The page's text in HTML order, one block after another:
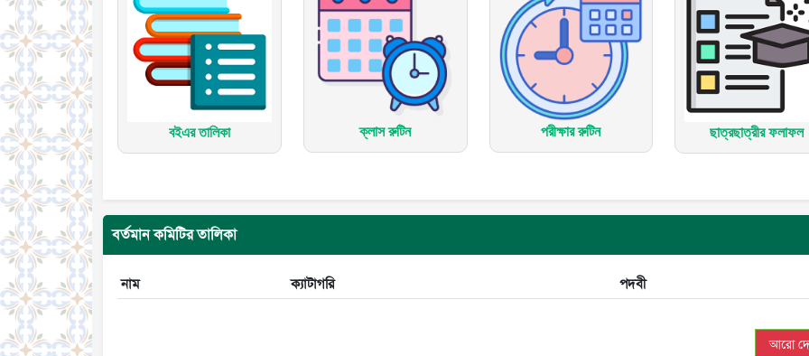
বইএর তালিকা ক্লাস রুটিন পরীক্ষার রুটিন ছাত্রছাত্রীর ফলাফল
বর্তমান কমিটির তালিকা
নাম ক্যাটাগরি পদবী
আরো